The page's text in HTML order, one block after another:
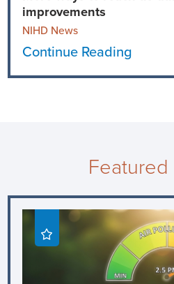
improvements
NIHD News
Continue Reading
Featured